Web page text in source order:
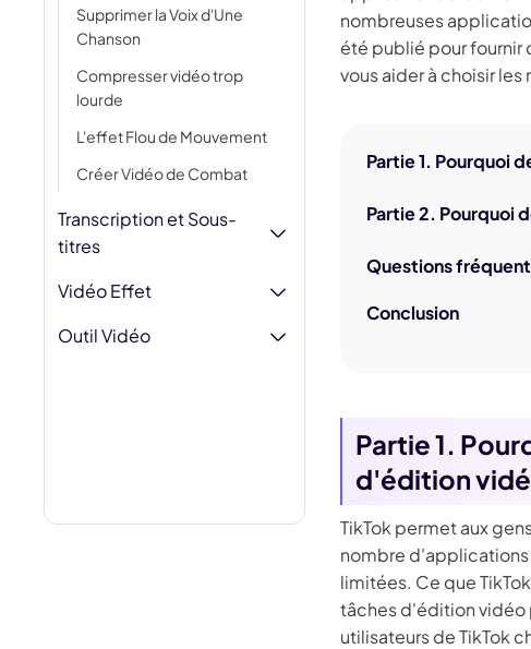
Filigrane
Jésus IA
Supprimer la Voix d'Une
Chanson
Compresser vidéo trop
lourde
L'effet Flou de Mouvement
Créer Vidéo de Combat
Transcription et Sous-
titres
Vidéo Effet
Outil Vidéo
nombreuses
été publié pour fournir
vous aider à choisir
Partie 1. Pourquoi
Partie 2. Pourquoi
Questions
Conclusion
Partie 1.
d'édition
TikTok permet aux
nombre
limitées. Ce que
tâches d'édition vidéo
utilisateurs de TikTok